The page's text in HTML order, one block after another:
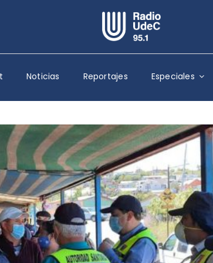
Escuchar Radio UdeC en vivo
Quiénes Somos
Programación
Podcast
Noticias
Reportajes
Columnas
Música Clásica
Especiales
Noticias Reportajes Especiales